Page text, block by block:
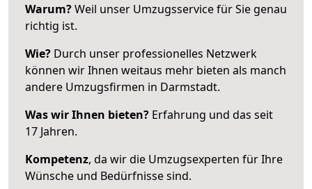
Warum?Weil unser Umzugsservice für Sie genau
richtig ist.
Wie? Durch unser professionelles Netzwerk
können wir Ihnen weitaus mehr bieten als manch
andere Umzugsfirmen in Darmstadt.
Was wir Ihnen bieten? Erfahrung und das seit
17 Jahren.
Kompetenz, da wir die Umzugsexperten für Ihre
Wünsche und Bedürfnisse sind.